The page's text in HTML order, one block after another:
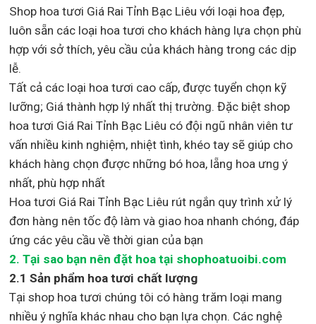
Shop hoa tươi Giá Rai Tỉnh Bạc Liêu với loại hoa đẹp,
luôn sẵn các loại hoa tươi cho khách hàng lựa chọn phù
hợp với sở thích, yêu cầu của khách hàng trong các dịp
lễ.
Tất cả các loại hoa tươi cao cấp, được tuyển chọn kỹ
lưỡng; Giá thành hợp lý nhất thị trường. Đặc biệt shop
hoa tươi Giá Rai Tỉnh Bạc Liêu có đội ngũ nhân viên tư
vấn nhiều kinh nghiệm, nhiệt tình, khéo tay sẽ giúp cho
khách hàng chọn được những bó hoa, lẵng hoa ưng ý
nhất, phù hợp nhất
Hoa tươi Giá Rai Tỉnh Bạc Liêu rút ngắn quy trình xử lý
đơn hàng nên tốc độ làm và giao hoa nhanh chóng, đáp
ứng các yêu cầu về thời gian của bạn
2. Tại sao bạn nên đặt hoa tại shophoatuoibi.com
2.1 Sản phẩm hoa tươi chất lượng
Tại shop hoa tươi chúng tôi có hàng trăm loại mang
nhiều ý nghĩa khác nhau cho bạn lựa chọn. Các nghệ